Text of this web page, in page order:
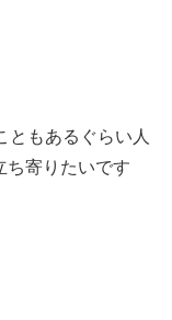
ともあるぐらい人
ち寄りたいです